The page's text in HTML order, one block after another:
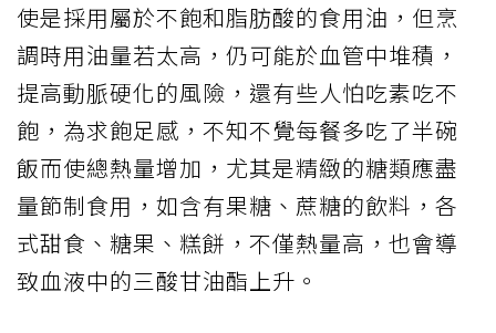
使是採用屬於不飽和脂肪酸的食用油，但烹
調時用油量若太高，仍可能於血管中堆積，
提高動脈硬化的風險，還有些人怕吃素吃不
飽，為求飽足感，不知不覺每餐多吃了半碗
飯而使總熱量增加，尤其是精緻的糖類應盡
量節制食用，如含有果糖、蔗糖的飲料，各
式甜食、糖果、糕餅，不僅熱量高，也會導
致血液中的三酸甘油酯上升。